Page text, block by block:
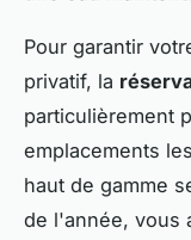
Pour garantir
privatif, la
particulièrement
emplacements
haut de gamme
de l'année, vous